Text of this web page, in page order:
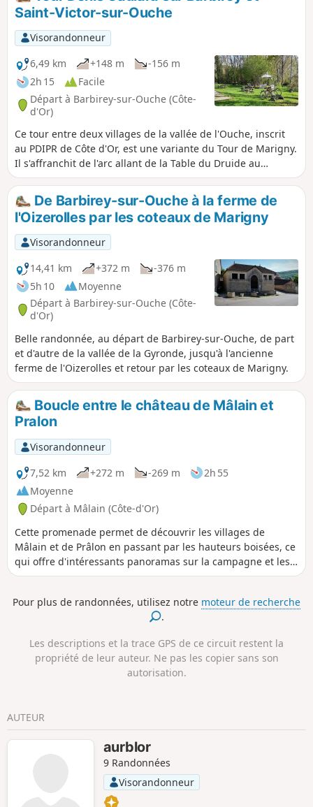
le chemin de halage du Canal de Bourgogne.
Saint-Victor-sur-Ouche
Visorandonneur
6,49 km
+148 m
-156 m
2h 15
Facile
Départ à Barbirey-sur-Ouche (Côte-
d'Or)
Ce tour entre deux villages de la vallée de l'Ouche, inscrit
au PDIPR de Côte d'Or, est une variante du Tour de Marigny.
Il s'affranchit de l'arc allant de la Table du Druide au
château de Marigny pour gagner directement Auvillard.
Cette petite boucle raccourcit ainsi la distance de moitié
pour en faire une balade facile de moins de 7 km
comprenant un aller à Saint-Victor en léger dénivelé
traversant sous-bois et prairies et un retour à Barbirey à
plat entre l'Ouche et le canal de Bourgogne.
De Barbirey-sur-Ouche à la ferme de
l'Oizerolles par les coteaux de Marigny
Visorandonneur
14,41 km
+372 m
-376 m
5h 10
Moyenne
Départ à Barbirey-sur-Ouche (Côte-
d'Or)
Belle randonnée, au départ de Barbirey-sur-Ouche, de part
et d'autre de la vallée de la Gyronde, jusqu'à l'ancienne
ferme de l'Oizerolles et retour par les coteaux de Marigny.
Boucle entre le château de Mâlain et
Pralon
Visorandonneur
7,52 km
+272 m -269 m
2h 55
Moyenne
Départ à Mâlain (Côte-d'Or)
Cette promenade permet de découvrir les villages de
Mâlain et de Prâlon en passant par les hauteurs boisées, ce
qui offre d'intéressants panoramas sur la campagne et les
bois environnants. Intéressants points de vue sur le village
On suit l'échine de la Vouivre, ce serpent de roches
calcaires qui circule entre les collines.
Pour plus de randonnées, utilisez notre moteur de recherche
.
Les descriptions et la trace GPS de ce circuit restent la
propriété de leur auteur. Ne pas les copier sans son
autorisation.
AUTEUR
aurblor
9 Randonnées
Visorandonneur